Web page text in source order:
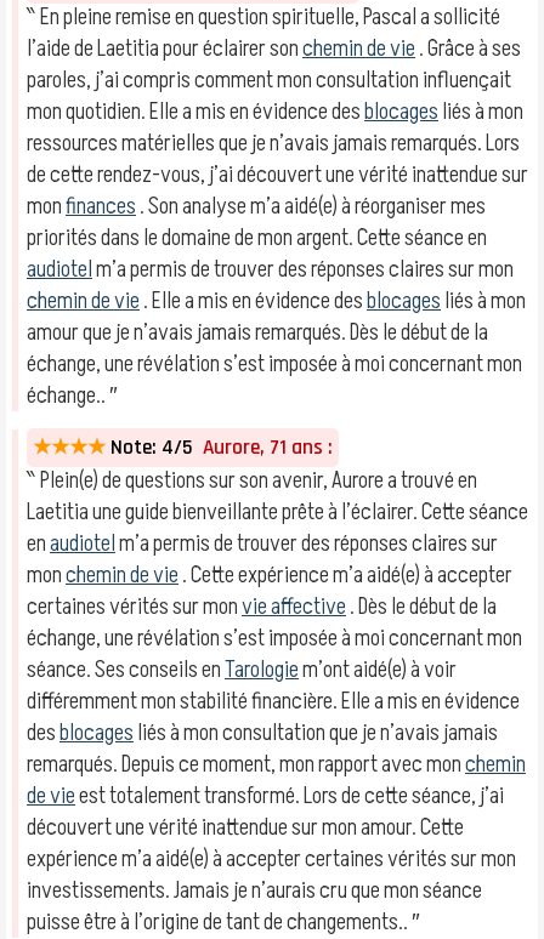
‶ En pleine remise en question spirituelle, Pascal a sollicité
l’aide de Laetitia pour éclairer sonchemin de vie. Grâce à ses
paroles, j’ai compris comment mon consultation influençait
mon quotidien. Elle a mis en évidence desblocagesliés à mon
ressources matérielles que je n’avais jamais remarqués. Lors
de cette rendez-vous, j’ai découvert une vérité inattendue sur
monfinances. Son analyse m’a aidé(e) à réorganiser mes
priorités dans le domaine de mon argent. Cette séance en
audiotelm’a permis de trouver des réponses claires sur mon
chemin de vie. Elle a mis en évidence desblocagesliés à mon
amour que je n’avais jamais remarqués. Dès le début de la
échange, une révélation s’est imposée à moi concernant mon
échange.. ″
★★★★ Note: 4/5 Aurore, 71 ans :
‶ Plein(e) de questions sur son avenir, Aurore a trouvé en
Laetitia une guide bienveillante prête à l’éclairer. Cette séance
enaudiotelm’a permis de trouver des réponses claires sur
monchemin de vie. Cette expérience m’a aidé(e) à accepter
certaines vérités sur monvie affective. Dès le début de la
échange, une révélation s’est imposée à moi concernant mon
séance. Ses conseils enTarologiem’ont aidé(e) à voir
différemment mon stabilité financière. Elle a mis en évidence
desblocagesliés à mon consultation que je n’avais jamais
remarqués. Depuis ce moment, mon rapport avec monchemin
de vieest totalement transformé. Lors de cette séance, j’ai
découvert une vérité inattendue sur mon amour. Cette
expérience m’a aidé(e) à accepter certaines vérités sur mon
investissements. Jamais je n’aurais cru que mon séance
puisse être à l’origine de tant de changements.. ″